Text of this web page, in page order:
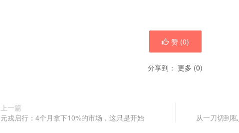
赞 (0)
分享到： 更多 (0)
上一篇
元戎启行：4个月拿下10%的市场，这只是开始
从一刀切到